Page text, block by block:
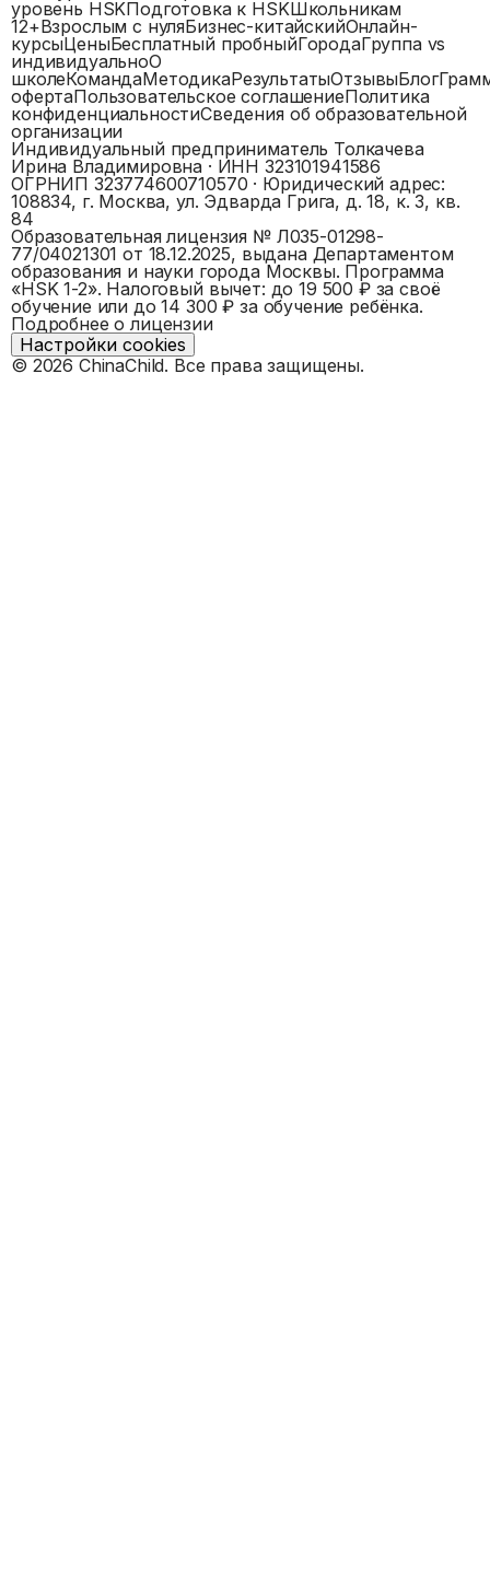
уровень HSKПодготовка к HSKШкольникам
12+Взрослым с нуляБизнес-китайскийОнлайн-
курсыЦеныБесплатный пробныйГородаГруппа vs
индивидуальноО
школеКомандаМетодикаРезультатыОтзывыБлог
офертаПользовательское соглашениеПолитика
конфиденциальностиСведения об образовательной
организации
Индивидуальный предприниматель Толкачева
Ирина Владимировна· ИНН323101941586
ОГРНИП 323774600710570 · Юридический адрес:
108834, г. Москва, ул. Эдварда Грига, д. 18, к. 3, кв.
84
Образовательная лицензия № Л035-01298-
77/04021301 от 18.12.2025, выдана Департаментом
образования и науки города Москвы. Программа
«HSK 1-2». Налоговый вычет: до 19 500 ₽ за своё
обучение или до 14 300 ₽ за обучение ребёнка.
Подробнее о лицензии
Настройки cookies
© 2026 ChinaChild. Все права защищены.